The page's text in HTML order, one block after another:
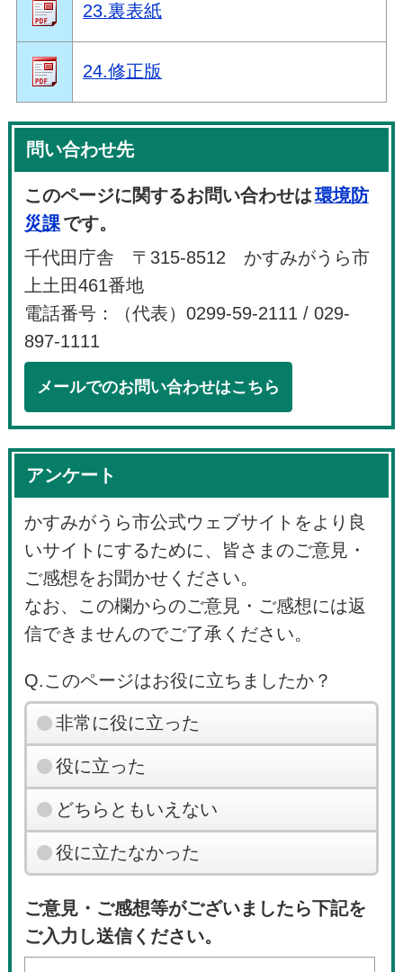
23.裏表紙
24.修正版
問い合わせ先
このページに関するお問い合わせは環境防
災課です。
千代田庁舎 〒315-8512 かすみがうら市
上土田461番地
電話番号：（代表）0299-59-2111 / 029-
897-1111
メールでのお問い合わせはこちら
アンケート
かすみがうら市公式ウェブサイトをより良
いサイトにするために、皆さまのご意見・
ご感想をお聞かせください。
なお、この欄からのご意見・ご感想には返
信できませんのでご了承ください。
Q.このページはお役に立ちましたか？
非常に役に立った
役に立った
どちらともいえない
役に立たなかった
ご意見・ご感想等がございましたら下記を
ご入力し送信ください。